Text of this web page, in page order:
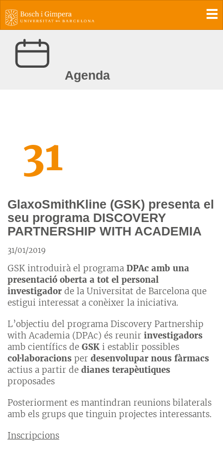
Agenda
31
GlaxoSmithKline (GSK) presenta el
seu programa DISCOVERY
PARTNERSHIP WITH ACADEMIA
31/01/2019
GSK introduirà el programa DPAc amb una
presentació oberta a tot el personal
investigador de la Universitat de Barcelona que
estigui interessat a conèixer la iniciativa.
L’objectiu del programa Discovery Partnership
with Academia (DPAc) és reunir investigadors
amb científics de GSK i establir possibles
col·laboracions per desenvolupar nous fàrmacs
actius a partir de dianes terapèutiques
proposades
Posteriorment es mantindran reunions bilaterals
amb els grups que tinguin projectes interessants.
Inscripcions